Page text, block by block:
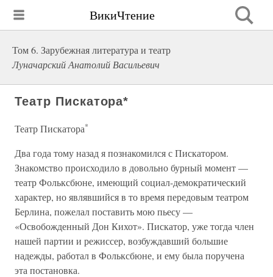
ВикиЧтение
Том 6. Зарубежная литература и театр
Луначарский Анатолий Васильевич
Театр Пискатора*
Театр Пискатора*
Два года тому назад я познакомился с Пискатором.
Знакомство происходило в довольно бурный момент —
театр Фольксбюне, имеющий социал-демократический
характер, но являвшийся в то время передовым театром
Берлина, пожелал поставить мою пьесу —
«Освобожденный Дон Кихот». Пискатор, уже тогда член
нашей партии и режиссер, возбуждавший большие
надежды, работал в Фольксбюне, и ему была поручена
эта постановка.